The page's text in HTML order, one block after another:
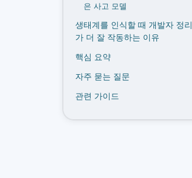
은 사고 모델
생태계를 인식할 때 개발자 정리
가 더 잘 작동하는 이유
핵심 요약
자주 묻는 질문
관련 가이드